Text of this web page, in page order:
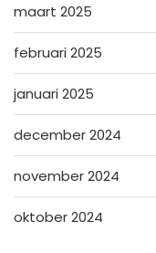
maart 2025
februari 2025
januari 2025
december 2024
november 2024
oktober 2024